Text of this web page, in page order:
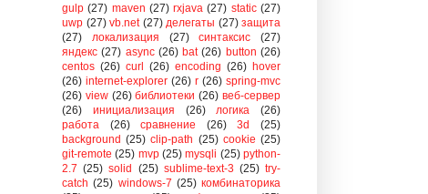
gulp (27) maven (27) rxjava (27) static (27)
uwp (27) vb.net (27) делегаты (27) защита
(27)
локализация (27) синтаксис
(27)
яндекс (27) async (26) bat (26) button (26)
centos (26) curl (26) encoding (26) hover
(26) internet-explorer (26) r (26) spring-mvc
(26) view (26) библиотеки (26) веб-сервер
(26)
инициализация (26) логика
(26)
работа
(26) сравнение (26) 3d
(25)
background (25) clip-path (25) cookie (25)
git-remote (25) mvp (25) mysqli (25) python-
2.7 (25) solid (25) sublime-text-3 (25) try-
catch (25) windows-7 (25) комбинаторика